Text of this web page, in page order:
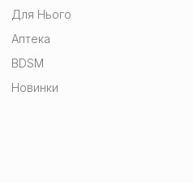
Для Нього
Аптека
BDSM
Новинки